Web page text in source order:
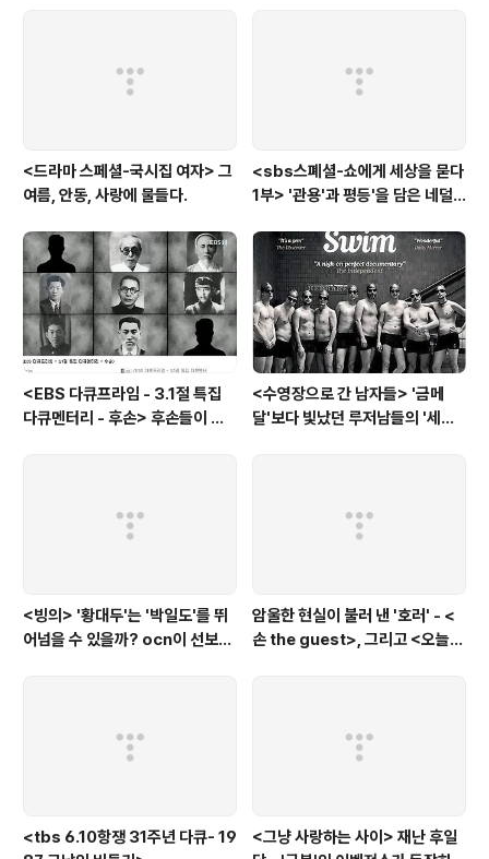
<드라마 스페셜-국시집 여자> 그
여름, 안동, 사랑에 물들다.
<sbs스폐셜-쇼에게 세상을 묻다
1부> '관용'과 평등'을 담은 네덜
<EBS 다큐프라임 - 3.1절 특집
다큐멘터리 - 후손> 후손들이 말
<수영장으로 간 남자들> '금메
달'보다 빛났던 루저남들의 '세라
<빙의> '황대두'는 '박일도'를 뛰
어넘을 수 있을까? ocn이 선보인
암울한 현실이 불러 낸 '호러' - <
손 the guest>, 그리고 <오늘의
<tbs 6.10항쟁 31주년 다큐- 19
<그냥 사랑하는 사이> 재난 후일